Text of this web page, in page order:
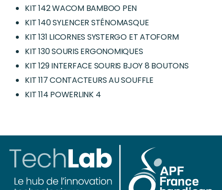
KIT 142 WACOM BAMBOO PEN
KIT 140 SYLENCER STÉNOMASQUE
KIT 131 LICORNES SYSTERGO ET ATOFORM
KIT 130 SOURIS ERGONOMIQUES
KIT 129 INTERFACE SOURIS BJOY 8 BOUTONS
KIT 117 CONTACTEURS AU SOUFFLE
KIT 114 POWERLINK 4